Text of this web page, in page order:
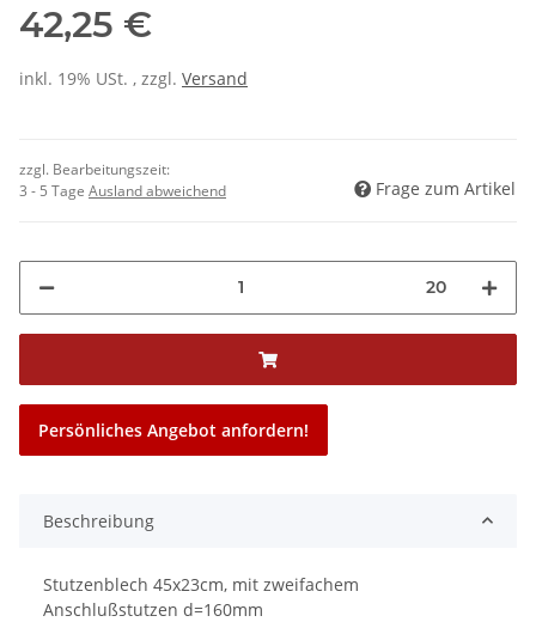
42,25 €
inkl. 19% USt. , zzgl. Versand
zzgl. Bearbeitungszeit:
3 - 5 Tage Ausland abweichend Frage zum Artikel
20
Persönliches Angebot anfordern!
Beschreibung
Stutzenblech 45x23cm, mit zweifachem
Anschlußstutzen d=160mm